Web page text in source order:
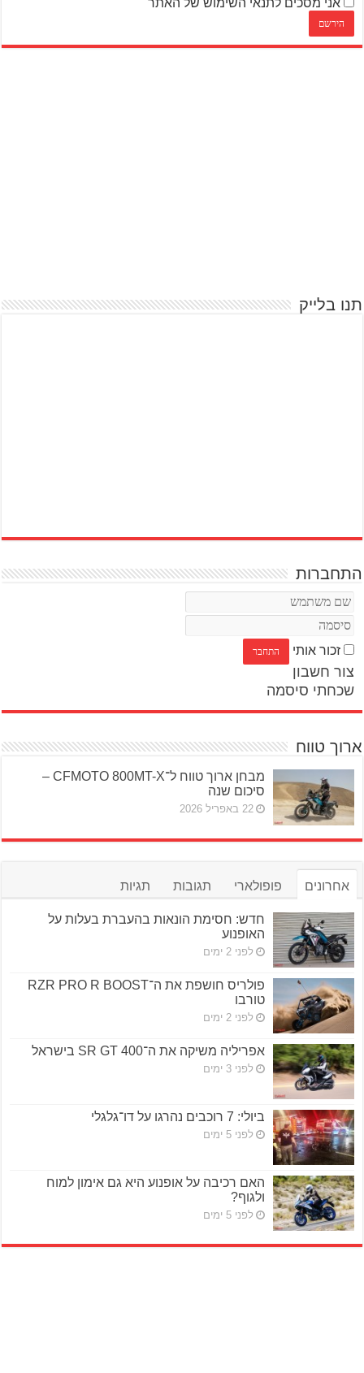
אני מסכים לתנאי השימוש של האתר
תנו בלייק
התחברות
זכור אותי
צור חשבון
שכחתי סיסמה
ארוך טווח
מבחן ארוך טווח ל־CFMOTO 800MT-X –
סיכום שנה
22 באפריל 2026
אחרונים פופולארי תגובות תגיות
חדש: חסימת הונאות בהעברת בעלות על
האופנוע
לפני 2 ימים
פולריס חושפת את ה־RZR PRO R BOOST
טורבו
לפני 2 ימים
אפריליה משיקה את ה־SR GT 400 בישראל
לפני 3 ימים
ביולי: 7 רוכבים נהרגו על דו־גלגלי
לפני 5 ימים
האם רכיבה על אופנוע היא גם אימון למוח
ולגוף?
לפני 5 ימים